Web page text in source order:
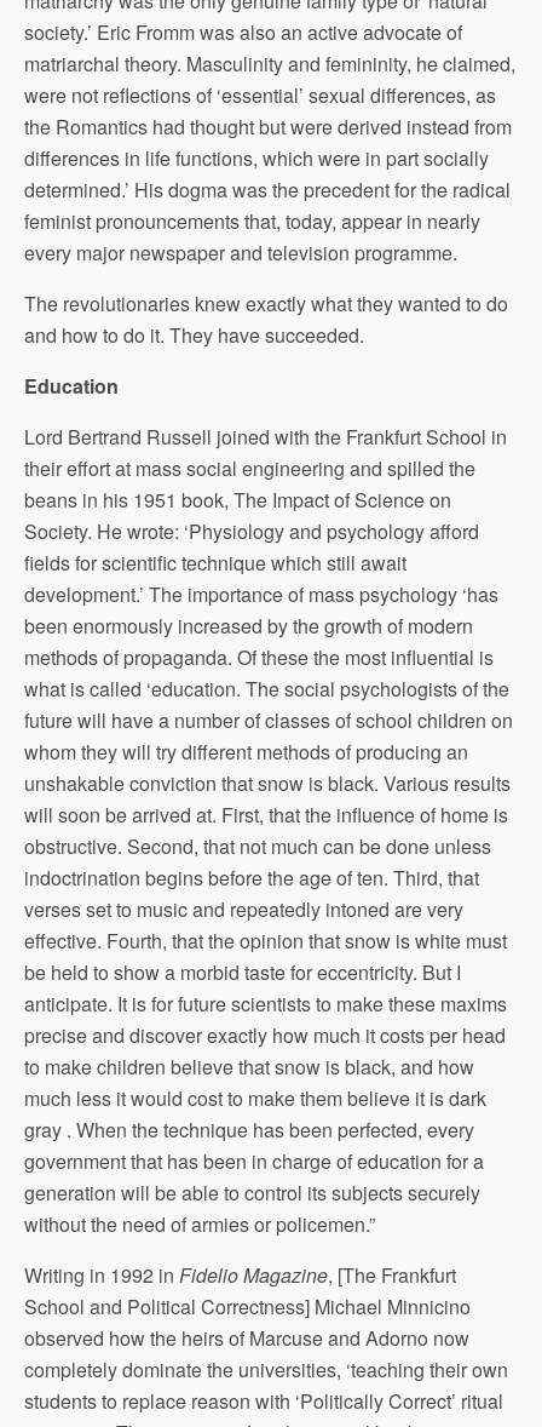
society.’ Eric Fromm was also an active advocate of
matriarchal theory. Masculinity and femininity, he claimed,
were not reflections of ‘essential’ sexual differences, as
the Romantics had thought but were derived instead from
differences in life functions, which were in part socially
determined.’ His dogma was the precedent for the radical
feminist pronouncements that, today, appear in nearly
every major newspaper and television programme.
The revolutionaries knew exactly what they wanted to do
and how to do it. They have succeeded.
Education
Lord Bertrand Russell joined with the Frankfurt School in
their effort at mass social engineering and spilled the
beans in his 1951 book, The Impact of Science on
Society. He wrote: ‘Physiology and psychology afford
fields for scientific technique which still await
development.’ The importance of mass psychology ‘has
been enormously increased by the growth of modern
methods of propaganda. Of these the most influential is
what is called ‘education. The social psychologists of the
future will have a number of classes of school children on
whom they will try different methods of producing an
unshakable conviction that snow is black. Various results
will soon be arrived at. First, that the influence of home is
obstructive. Second, that not much can be done unless
indoctrination begins before the age of ten. Third, that
verses set to music and repeatedly intoned are very
effective. Fourth, that the opinion that snow is white must
be held to show a morbid taste for eccentricity. But I
anticipate. It is for future scientists to make these maxims
precise and discover exactly how much it costs per head
to make children believe that snow is black, and how
much less it would cost to make them believe it is dark
gray . When the technique has been perfected, every
government that has been in charge of education for a
generation will be able to control its subjects securely
without the need of armies or policemen.”
Writing in 1992 in Fidelio Magazine, [The Frankfurt
School and Political Correctness] Michael Minnicino
observed how the heirs of Marcuse and Adorno now
completely dominate the universities, ‘teaching their own
students to replace reason with ‘Politically Correct’ ritual